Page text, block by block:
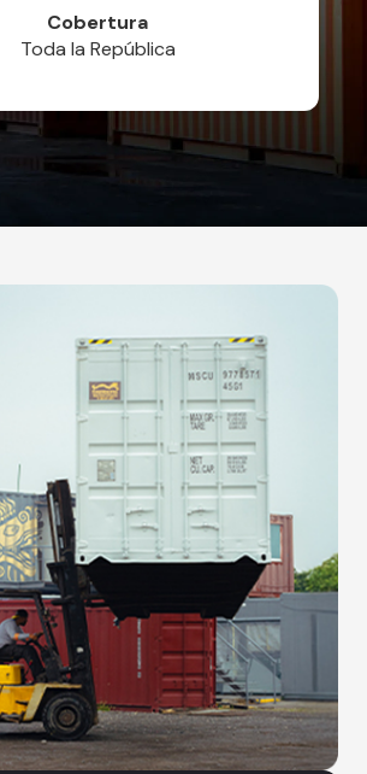
Cobertura
Toda la República